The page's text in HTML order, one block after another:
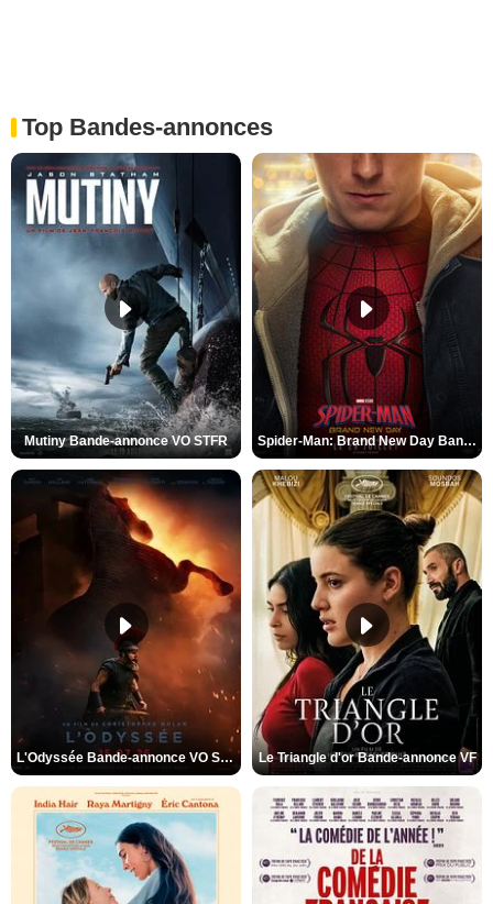
Top Bandes-annonces
Mutiny Bande-annonce VO STFR Spider-Man: Brand New Day Bande-annonce VO STFR
L'Odyssée Bande-annonce VO STFR Le Triangle d'or Bande-annonce VF